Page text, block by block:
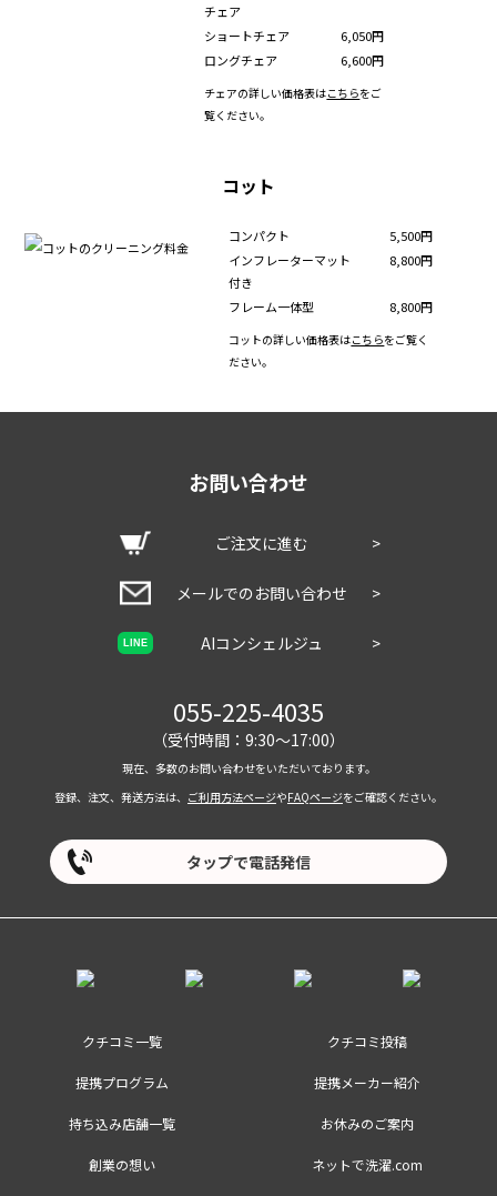
チェア
ショートチェア
6,050円
ロングチェア
6,600円
チェアの詳しい価格表はこちらをご
覧ください。
コット
コンパクト
5,500円
インフレーターマット
付き
8,800円
フレーム一体型 8,800円
コットの詳しい価格表はこちらをご覧く
ださい。
お問い合わせ
ご注文に進む >
メールでのお問い合わせ >
LINE AIコンシェルジュ >
055-225-4035
（受付時間：9:30～17:00）
現在、多数のお問い合わせをいただいております。
登録、注文、発送方法は、 ご利用方法ページやFAQページをご確認ください。
タップで電話発信
クチコミ一覧 クチコミ投稿
提携プログラム 提携メーカー紹介
持ち込み店舗一覧 お休みのご案内
創業の想い ネットで洗濯.com